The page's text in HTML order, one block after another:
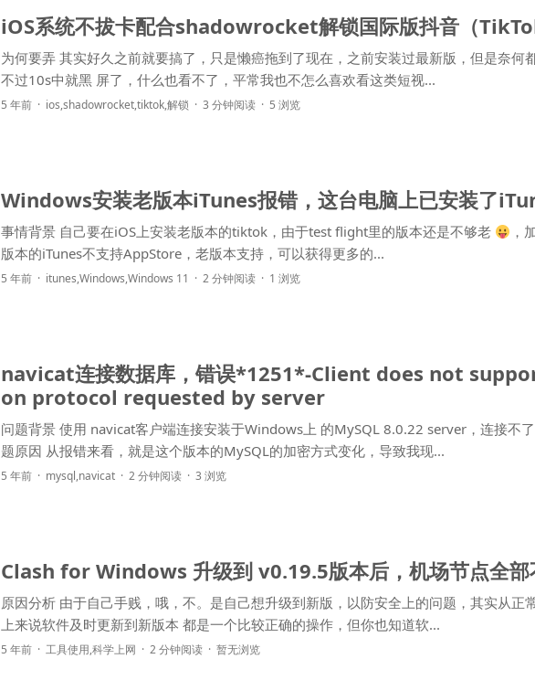
iOS系统不拔卡配合shadowrocket解锁国际版抖音（
为何要弄 其实好久之前就要搞了，只是懒癌拖到了现在，之前安装过最新版，但是奈何
不过10s中就黑 屏了，什么也看不了，平常我也不怎么喜欢看这类短视...
5 年前 ios,shadowrocket,tiktok,解锁 3 分钟阅读 5 浏览
Windows安装老版本iTunes报错，这台电脑上已安装了
事情背景 自己要在iOS上安装老版本的tiktok，由于test flight里的版本还是不够老
，
版本的iTunes不支持AppStore，老版本支持，可以获得更多的...
5 年前 itunes,Windows,Windows 11 2 分钟阅读 1 浏览
navicat连接数据库，错误*1251*-Client does not
on protocol requested by server
问题背景 使用 navicat客户端连接安装于Windows上 的MySQL 8.0.22 server，连接不了。 问
题原因 从报错来看，就是这个版本的MySQL的加密方式变化，导致我现...
5 年前 mysql,navicat 2 分钟阅读 3 浏览
Clash for Windows 升级到 v0.19.5版本后，机场节点全部
原因分析 由于自己手贱，哦，不。是自己想升级到新版，以防安全上的问题，其实从正
上来说软件及时更新到新版本 都是一个比较正确的操作，但你也知道软...
5 年前 工具使用,科学上网 2 分钟阅读 暂无浏览